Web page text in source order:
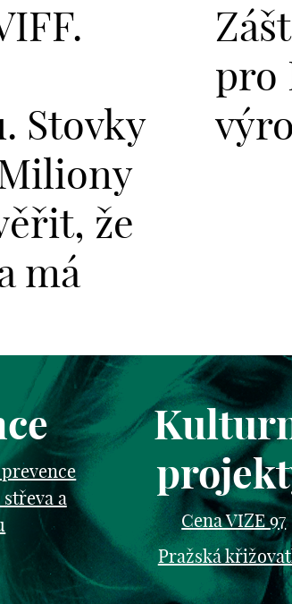
Stovky
že
má
pro
a
Cena VIZE 97
Pražská